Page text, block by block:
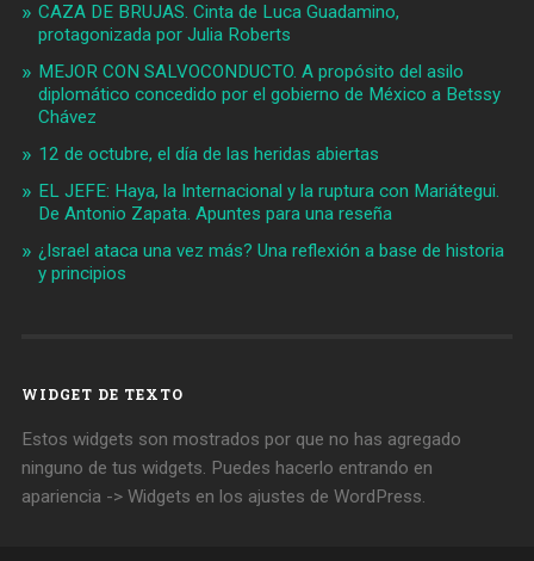
CAZA DE BRUJAS. Cinta de Luca Guadamino,
protagonizada por Julia Roberts
MEJOR CON SALVOCONDUCTO. A propósito del asilo
diplomático concedido por el gobierno de México a Betssy
Chávez
12 de octubre, el día de las heridas abiertas
EL JEFE: Haya, la Internacional y la ruptura con Mariátegui.
De Antonio Zapata. Apuntes para una reseña
¿Israel ataca una vez más? Una reflexión a base de historia
y principios
WIDGET DE TEXTO
Estos widgets son mostrados por que no has agregado
ninguno de tus widgets. Puedes hacerlo entrando en
apariencia -> Widgets en los ajustes de WordPress.